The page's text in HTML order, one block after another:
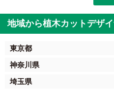
地域から植木カットデザ
東京都
神奈川県
埼玉県